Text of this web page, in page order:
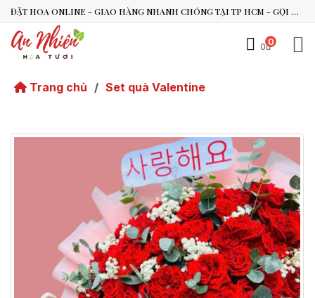
ĐẶT HOA ONLINE - GIAO HÀNG NHANH CHÓNG TẠI TP HCM - GỌI NGAY 0938.494.119 HOẶC 0899.492.909
0
0đ
Trang chủ / Set quà Valentine
Tư vấn nhanh trong vài phút
Bạn có thể để lại yêu cầu, mình sẽ phản hồi sớm.